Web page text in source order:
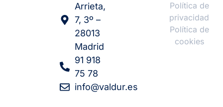
Arrieta,
7, 3º –
28013
Madrid
91 918
75 78
info@valdur.es
Política de
privacidad
Política de
cookies